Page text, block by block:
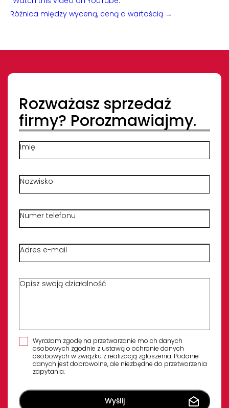
Różnica między wyceną, ceną a wartością →
Rozważasz sprzedaż
firmy? Porozmawiajmy.
Wyrażam zgodę na przetwarzanie moich danych
osobowych zgodnie z ustawą o ochronie danych
osobowych w związku z realizacją zgłoszenia. Podanie
danych jest dobrowolne, ale niezbędne do przetworzenia
zapytania.